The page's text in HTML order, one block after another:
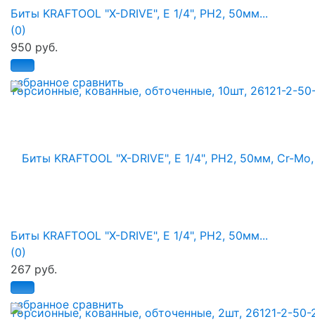
избранное сравнить
Биты KRAFTOOL "X-DRIVE", E 1/4", PH2, 50мм...
(0)
950 руб.
избранное сравнить
Биты KRAFTOOL "X-DRIVE", E 1/4", PH2, 50мм...
(0)
267 руб.